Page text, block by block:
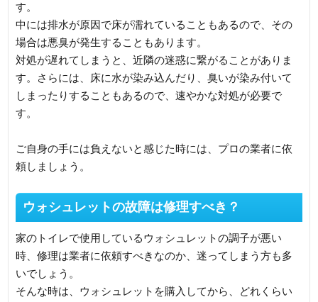
す。
中には排水が原因で床が濡れていることもあるので、その
場合は悪臭が発生することもあります。
対処が遅れてしまうと、近隣の迷惑に繋がることがありま
す。さらには、床に水が染み込んだり、臭いが染み付いて
しまったりすることもあるので、速やかな対処が必要で
す。
ご自身の手には負えないと感じた時には、プロの業者に依
頼しましょう。
ウォシュレットの故障は修理すべき？
家のトイレで使用しているウォシュレットの調子が悪い
時、修理は業者に依頼すべきなのか、迷ってしまう方も多
いでしょう。
そんな時は、ウォシュレットを購入してから、どれくらい